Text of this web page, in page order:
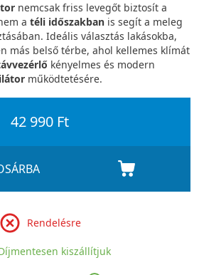
nemcsak friss levegőt biztosít a
a téli időszakban is segít a meleg
Ideális választás lakásokba,
más belső térbe, ahol kellemes klímát
kényelmes és modern
működtetésére.
42 990 Ft
Rendelésre
kiszállítjuk